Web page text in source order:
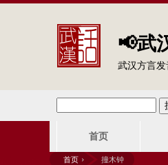
📢武
武汉方言
索
菜
首页
首页 › 撞木钟